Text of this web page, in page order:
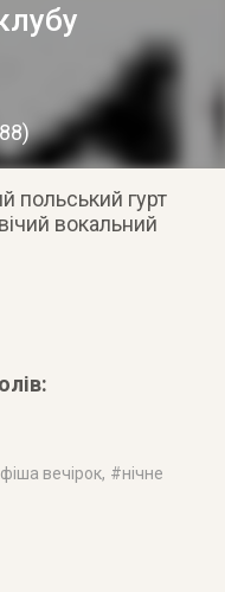
)
польський гурт
вокальний
вечірок, #нічне